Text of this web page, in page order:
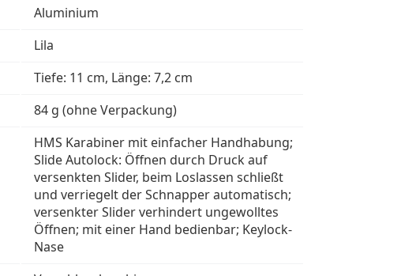
Aluminium
Lila
Tiefe: 11 cm, Länge: 7,2 cm
84 g (ohne Verpackung)
HMS Karabiner mit einfacher Handhabung;
Slide Autolock: Öffnen durch Druck auf
versenkten Slider, beim Loslassen schließt
und verriegelt der Schnapper automatisch;
versenkter Slider verhindert ungewolltes
Öffnen; mit einer Hand bedienbar; Keylock-
Nase